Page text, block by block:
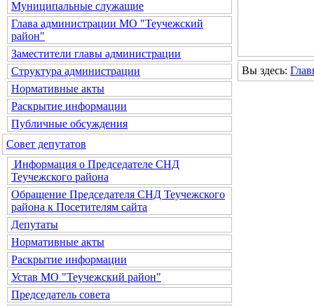
Муниципальные служащие
Глава администрации МО "Теучежский
район"
Заместители главы администрации
Структура администрации
Нормативные акты
Раскрытие информации
Публичные обсуждения
Совет депутатов
Информация о Председателе СНД
Теучежского района
Обращение Председателя СНД Теучежского
района к Посетителям сайта
Депутаты
Нормативные акты
Раскрытие информации
Устав МО "Теучежский район"
Председатель совета
Вы здесь: